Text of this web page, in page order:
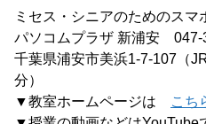
ミセス・シニアのためのス
パソコムプラザ 新浦安 047-
千葉県浦安市美浜1-7-107（
分）
▼教室ホームページは
こち